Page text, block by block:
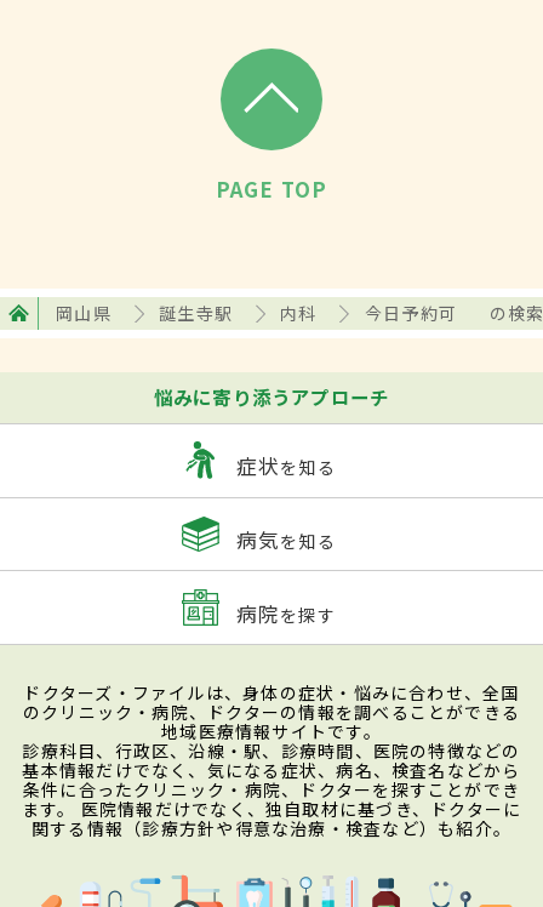
PAGE TOP
岡山県 誕生寺駅 内科 今日予約可 の検
悩みに寄り添うアプローチ
症状を知る
病気を知る
病院を探す
ドクターズ・ファイルは、身体の症状・悩みに合わせ、全国
のクリニック・病院、ドクターの情報を調べることができる
地域医療情報サイトです。
診療科目、行政区、沿線・駅、診療時間、医院の特徴などの
基本情報だけでなく、気になる症状、病名、検査名などから
条件に合ったクリニック・病院、ドクターを探すことができ
ます。 医院情報だけでなく、独自取材に基づき、ドクターに
関する情報（診療方針や得意な治療・検査など）も紹介。